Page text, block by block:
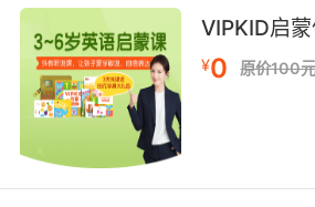
卫星对这些高速轨道碎片 几乎
9. Help! I'm a lost
defenceless children.
救命 我来旅游 带着两个孩子迷
VIPKID启
¥0 原价100